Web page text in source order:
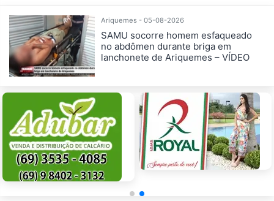
Ariquemes - 05-08-2026
SAMU socorre homem esfaqueado
no abdômen durante briga em
lanchonete de Ariquemes – VÍDEO